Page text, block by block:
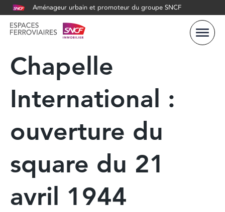
Aménageur urbain et promoteur du groupe SNCF
Chapelle
International :
ouverture du
square du 21
avril 1944